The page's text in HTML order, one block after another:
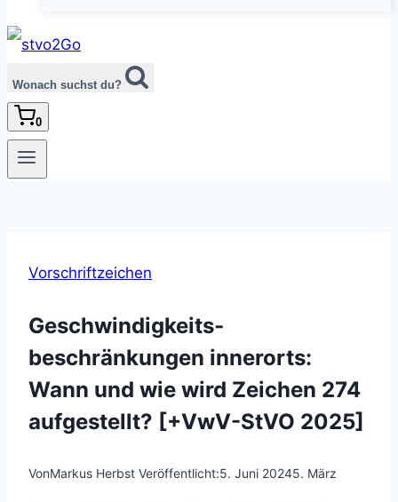
Wonach suchst du?
0
Vorschriftzeichen
Geschwindigkeits­
beschränkungen innerorts:
Wann und wie wird Zeichen 274
aufgestellt? [+VwV-StVO 2025]
VonMarkus Herbst Veröffentlicht:5. Juni 20245. März